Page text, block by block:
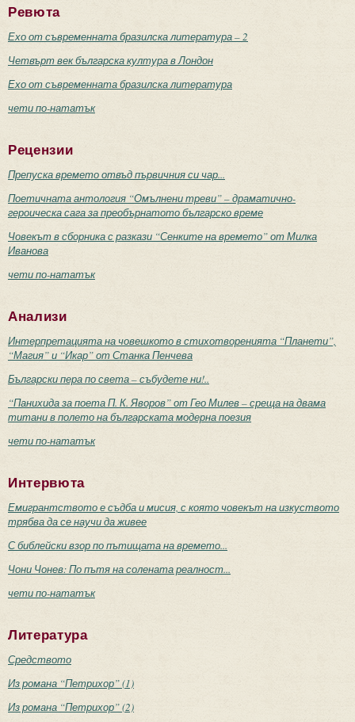
Ревюта
Ехо от съвременната бразилска литература – 2
Четвърт век българска култура в Лондон
Ехо от съвременната бразилска литература
чети по-нататък
Рецензии
Препуска времето отвъд първичния си чар...
Поетичната антология “Омълнени треви” – драматично-
героическа сага за преобърнатото българско време
Човекът в сборника с разкази “Сенките на времето” от Милка
Иванова
чети по-нататък
Анализи
Интерпретацията на човешкото в стихотворенията “Планети”,
“Магия” и “Икар” от Станка Пенчева
Български пера по света – събудете ни!..
“Панихида за поета П. К. Яворов” от Гео Милев – среща на двама
титани в полето на българската модерна поезия
чети по-нататък
Интервюта
Емигрантството е съдба и мисия, с която човекът на изкуството
трябва да се научи да живее
С библейски взор по пътищата на времето...
Чони Чонев: По пътя на солената реалност...
чети по-нататък
Литература
Средството
Из романа “Петрихор” (1)
Из романа “Петрихор” (2)